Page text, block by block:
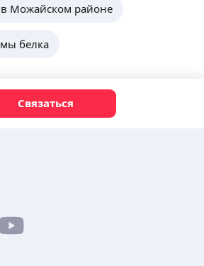
Можайском районе
белка
Связаться